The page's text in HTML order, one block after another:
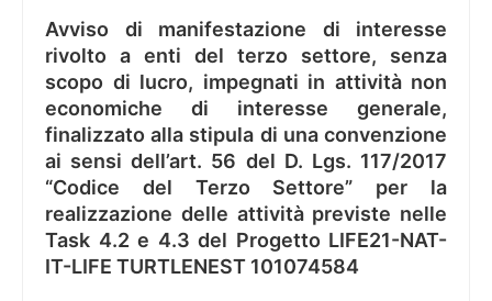
Avviso di manifestazione di interesse
rivolto a enti del terzo settore, senza
scopo di lucro, impegnati in attività non
economiche di interesse generale,
finalizzato alla stipula di una convenzione
ai sensi dell’art. 56 del D. Lgs. 117/2017
“Codice del Terzo Settore” per la
realizzazione delle attività previste nelle
Task 4.2 e 4.3 del Progetto LIFE21-NAT-
IT-LIFE TURTLENEST 101074584